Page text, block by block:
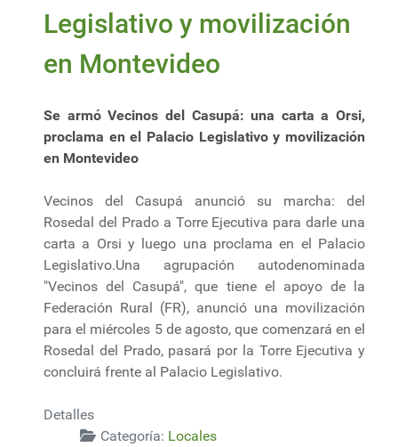
Legislativo y movilización
en Montevideo
Se armó Vecinos del Casupá: una carta a Orsi,
proclama en el Palacio Legislativo y movilización
en Montevideo
Vecinos del Casupá anunció su marcha: del
Rosedal del Prado a Torre Ejecutiva para darle una
carta a Orsi y luego una proclama en el Palacio
Legislativo.Una agrupación autodenominada
"Vecinos del Casupá", que tiene el apoyo de la
Federación Rural (FR), anunció una movilización
para el miércoles 5 de agosto, que comenzará en el
Rosedal del Prado, pasará por la Torre Ejecutiva y
concluirá frente al Palacio Legislativo.
Detalles
Categoría: Locales